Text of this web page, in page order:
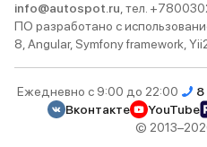
info@autospot.ru , тел.
ПО разработано с
8, Angular, Symfony framework,
Ежедневно с 9:00 до 22:00 8
Вконтакте
YouTube
©